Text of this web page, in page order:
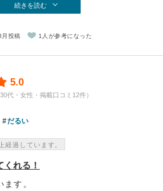
続きを読む
投稿 1人が参考になった
5.0
代・女性・掲載口コミ12件）
だるい
経過しています。
れる！
す。